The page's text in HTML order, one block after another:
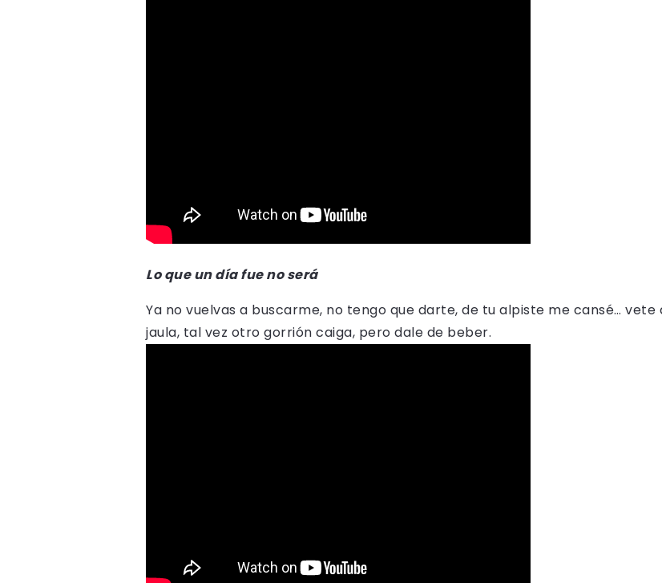
Lo que un día fue no será
Ya no vuelvas a buscarme, no tengo que darte, de tu alpiste me cansé…
jaula, tal vez otro gorrión caiga, pero dale de beber.